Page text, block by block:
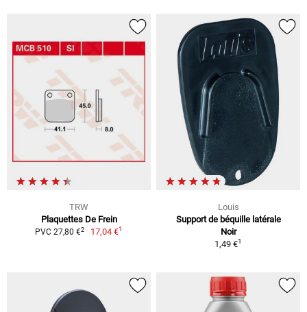
TRW
Plaquettes De Frein
PVC 27,80 €2 17,04 €1
Louis
Support de béquille latérale
Noir
1,49 €1